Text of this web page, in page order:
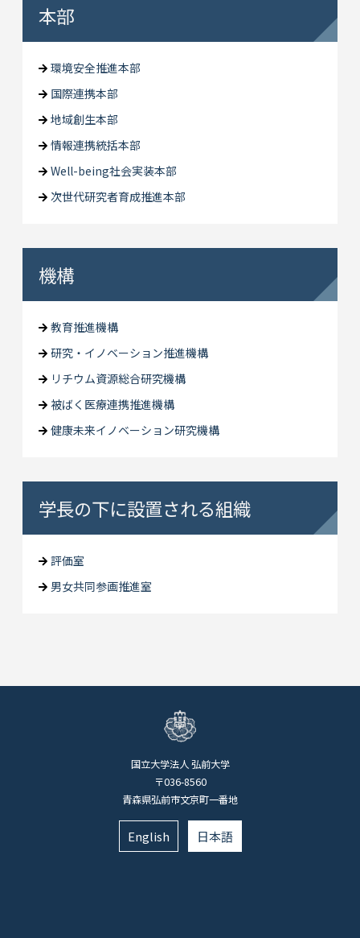
本部
環境安全推進本部
国際連携本部
地域創生本部
情報連携統括本部
Well-being社会実装本部
次世代研究者育成推進本部
機構
教育推進機構
研究・イノベーション推進機構
リチウム資源総合研究機構
被ばく医療連携推進機構
健康未来イノベーション研究機構
学長の下に設置される組織
評価室
男女共同参画推進室
国立大学法人 弘前大学
〒036-8560
青森県弘前市文京町一番地
English 日本語